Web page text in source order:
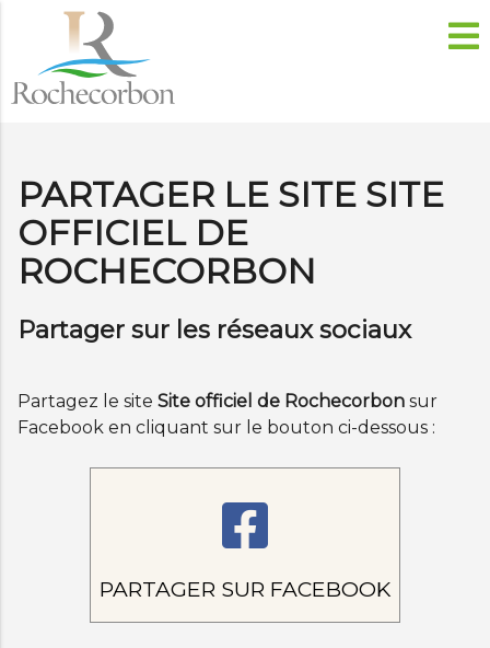
PARTAGER LE SITE SITE
OFFICIEL DE
ROCHECORBON
Partager sur les réseaux sociaux
Partagez le site Site officiel de Rochecorbon sur
Facebook en cliquant sur le bouton ci-dessous :
PARTAGER SUR FACEBOOK